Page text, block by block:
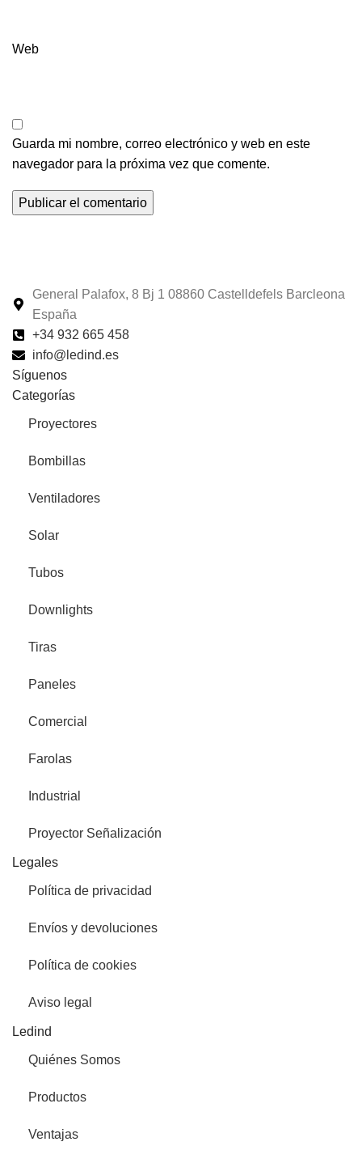
Web
Guarda mi nombre, correo electrónico y web en este
navegador para la próxima vez que comente.
General Palafox, 8 Bj 1 08860 Castelldefels Barcleona
España
+34 932 665 458‬
info@ledind.es
Síguenos
Categorías
Proyectores
Bombillas
Ventiladores
Solar
Tubos
Downlights
Tiras
Paneles
Comercial
Farolas
Industrial
Proyector Señalización
Legales
Política de privacidad
Envíos y devoluciones
Política de cookies
Aviso legal
Ledind
Quiénes Somos
Productos
Ventajas